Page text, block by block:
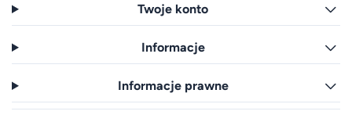
Twoje konto
Informacje
Informacje prawne